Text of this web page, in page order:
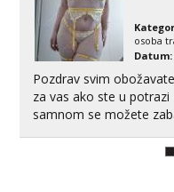
Razgovaram :)
064/
tel:0,93€ -
Zara
064/
osoba
Datum:
Pozdrav svim
za vas ako ste u
samnom se možete
kolegicama, svaka je